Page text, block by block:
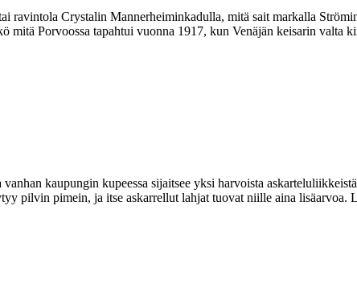
ravintola Crystalin Mannerheiminkadulla, mitä sait markalla
mitä Porvoossa tapahtui vuonna 1917, kun Venäjän keisarin valta
kaupungin kupeessa sijaitsee yksi harvoista
pilvin pimein, ja itse askarrellut lahjat tuovat niille aina